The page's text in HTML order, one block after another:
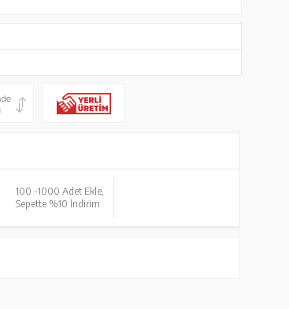
100 -1000 Adet Ekle,
Sepette %10 İndirim